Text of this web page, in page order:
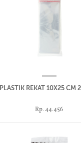
PLASTIK REKAT 10X25 CM
Rp. 44.456